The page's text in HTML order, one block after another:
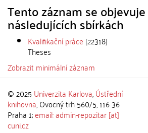
Tento záznam se
následujících sbírkách
Kvalifikační práce [22318]
Theses
Zobrazit minimální záznam
© 2025 Univerzita Karlova,Ústřední
knihovna, Ovocný trh 560/5, 116 36
Praha 1;email: admin-repozitar [at]
cuni.cz